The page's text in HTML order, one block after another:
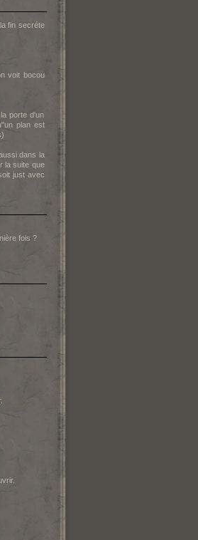
fin secréte
voit bocou
porte d'un
plan est
dans la
la suite que
just avec
fois ?